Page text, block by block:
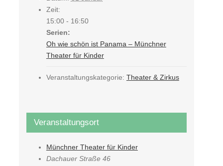
Zeit:
15:00 - 16:50
Serien:
Oh wie schön ist Panama – Münchner
Theater für Kinder
Veranstaltungskategorie: Theater & Zirkus
Veranstaltungsort
Münchner Theater für Kinder
Dachauer Straße 46